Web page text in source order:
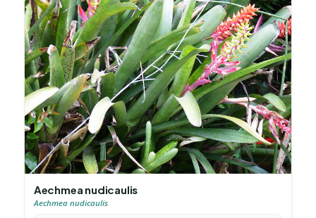
Aechmea nudicaulis
Aechmea nudicaulis